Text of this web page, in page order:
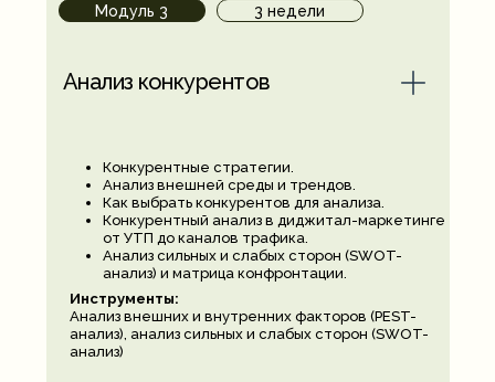
Модуль 3
Анализ конкурентов
3 недели
Конкурентные стратегии.
Анализ внешней среды и трендов.
Как выбрать конкурентов для анализа.
Конкурентный анализ в диджитал-маркетинге
от УТП до каналов трафика.
Анализ сильных и слабых сторон (SWOT-
анализ) и матрица конфронтации.
Инструменты:
Анализ внешних и внутренних факторов (PEST-
анализ), анализ сильных и слабых сторон (SWOT-
анализ)